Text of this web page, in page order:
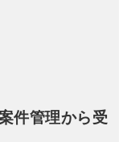
件管理から受